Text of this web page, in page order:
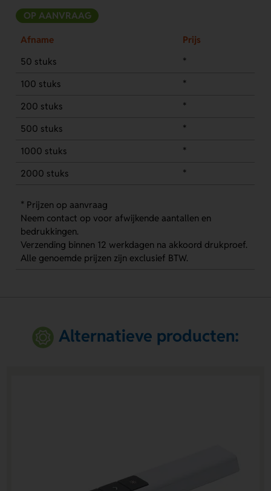
OP AANVRAAG
Afname
Prijs
50 stuks
*
100 stuks
*
200 stuks
*
500 stuks
*
1000 stuks
*
2000 stuks
*
* Prijzen op aanvraag
Neem contact op voor afwijkende aantallen en
bedrukkingen.
Verzending binnen 12 werkdagen na akkoord drukproef.
Alle genoemde prijzen zijn exclusief BTW.
Alternatieve producten: